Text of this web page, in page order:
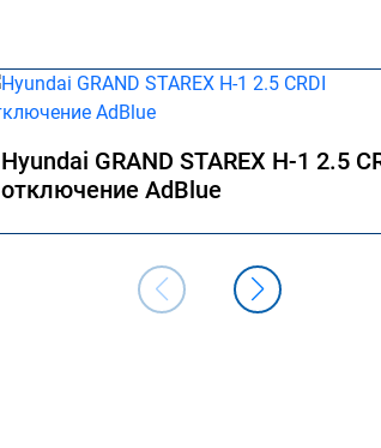
Hyundai GRAND STAREX H-1 2.5
отключение AdBlue